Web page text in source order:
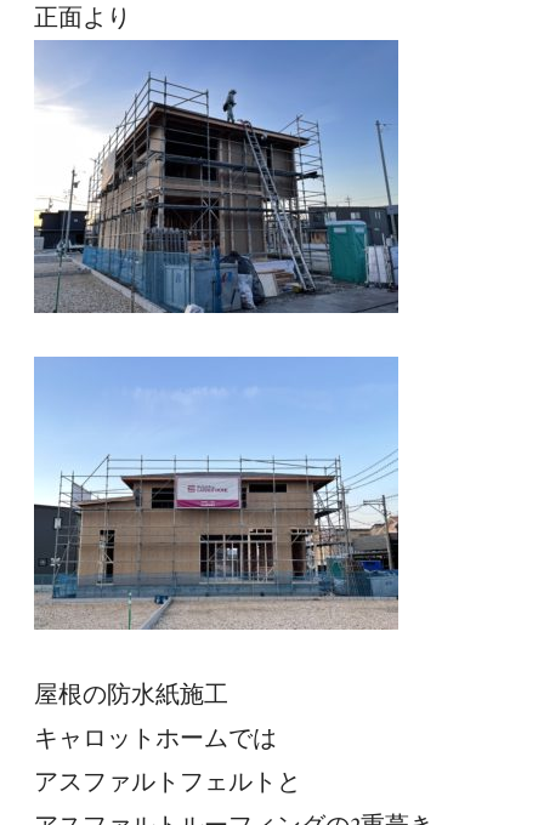
正面より
屋根の防水紙施工
キャロットホームでは
アスファルトフェルトと